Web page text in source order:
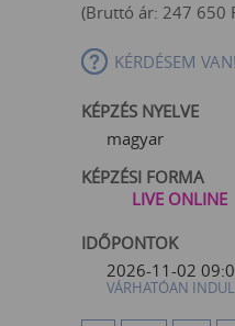
(Bruttó ár: 247 650
KÉRDÉSEM VAN!
KÉPZÉS NYELVE
magyar
KÉPZÉSI FORMA
LIVE ONLINE
IDŐPONTOK
2026-11-02
VÁRHATÓAN INDUL